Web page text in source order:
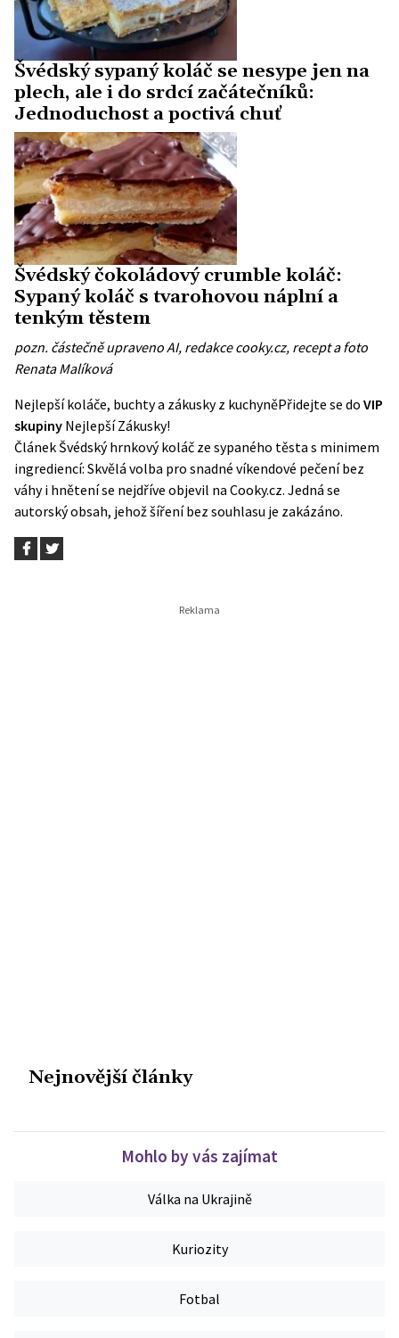
Švédský sypaný koláč se nesype jen na
plech, ale i do srdcí začátečníků:
Jednoduchost a poctivá chuť
Švédský čokoládový crumble koláč:
Sypaný koláč s tvarohovou náplní a
tenkým těstem
pozn. částečně upraveno AI, redakce cooky.cz, recept a foto
Renata Malíková
Nejlepší koláče, buchty a zákusky z kuchyněPřidejte se do VIP
skupiny Nejlepší Zákusky!
ČlánekŠvédský hrnkový koláč ze sypaného těsta s minimem
ingrediencí: Skvělá volba pro snadné víkendové pečení bez
váhy i hněteníse nejdříve objevil na Cooky.cz. Jedná se
autorský obsah, jehož šíření bez souhlasu je zakázáno.
Nejnovější články
Mohlo by vás zajímat
Válka na Ukrajině
Kuriozity
Fotbal